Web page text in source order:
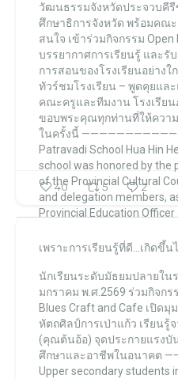
วัฒนธรรมจังหวัดประจวบคี
ศึกษาธิการจังหวัด พร้อมคณะ
สนใจ เข้าร่วมกิจกรรม Open
บรรยากาศการเรียนรู้ และรั
การสอนของโรงเรียนอย่างใ
ทัวร์ชมโรงเรียน – พูดคุยแล
คณะครูและทีมงาน โรงเรีย
ขอบพระคุณทุกท่านที่ให้ควา
ในครั้งนี้
Patravadi School Hua Hin
school was honored by the
of the Provincial Cultural
and delegation members,
Provincial Education
โรงเรียนภัทราวดี หัวหิน แผนกมัธยม Patravadi School Huahin
40 5 2
เพราะการเรียนรู้ที่ดี…เกิดขึ้น
นักเรียนระดับมัธยมปลายใน
มกราคม พ.ศ.2569 ร่วมกิจกร
Blues Craft and Cafe เปิดมุ
หัตถศิลป์การเป่าแก้ว เรียนรู้
(คุณต้นอ้อ) จุดประกายแรงบั
ศึกษาและอาชีพในอนาคต
Upper secondary students